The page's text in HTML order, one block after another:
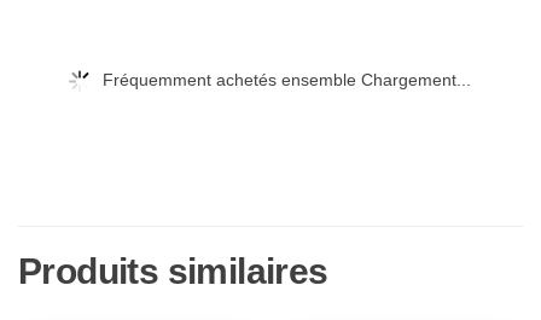
Ultra-
Fréquemment achetés ensemble Chargement...
Produits similaires